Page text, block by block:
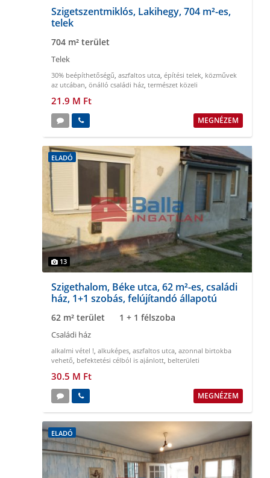
Szigetszentmiklós, Lakihegy, 704 m²-es,
telek
704 m² terület
Telek
30% beépíthetőségű, aszfaltos utca, építési telek, közművek
az utcában, önálló családi ház, természet közeli
21.9 M Ft
MEGNÉZEM
ELADÓ
13
Szigethalom, Béke utca, 62 m²-es, családi
ház, 1+1 szobás, felújítandó állapotú
62 m² terület 1 + 1 félszoba
Családi ház
alkalmi vétel !, alkuképes, aszfaltos utca, azonnal birtokba
vehető, befektetési célból is ajánlott, belterületi
30.5 M Ft
MEGNÉZEM
ELADÓ